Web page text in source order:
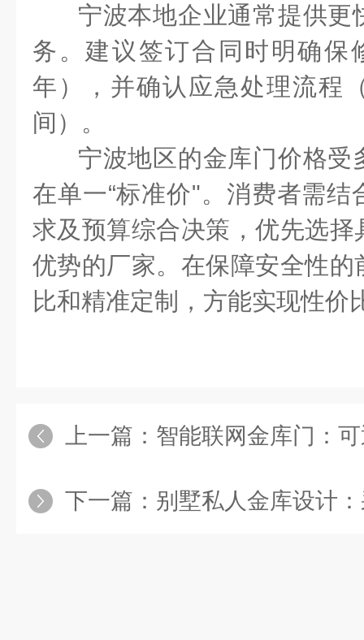
宁波本地企业通常提供更
务。建议签订合同时明确保
年），并确认应急处理流程
间）。
宁波地区的金库门价格受
在单一“标准价"。消费者需结
求及预算综合决策，优先选
优势的厂家。在保障安全性
比和精准定制，方能实现性价
上一篇： 智能联网金库门：可通过
下一篇： 别墅私人金库设计：采用